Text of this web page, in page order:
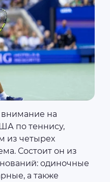
на
по теннису,
из четырех
Состоит он из
одиночные
а также